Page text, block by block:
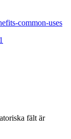
common-uses
fält är